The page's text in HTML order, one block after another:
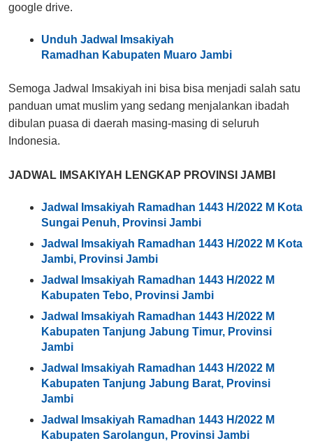
google drive.
Unduh Jadwal Imsakiyah
Ramadhan Kabupaten Muaro Jambi
Semoga Jadwal Imsakiyah ini bisa bisa menjadi salah satu
panduan umat muslim yang sedang menjalankan ibadah
dibulan puasa di daerah masing-masing di seluruh
Indonesia.
JADWAL IMSAKIYAH LENGKAP PROVINSI JAMBI
Jadwal Imsakiyah Ramadhan 1443 H/2022 M Kota
Sungai Penuh, Provinsi Jambi
Jadwal Imsakiyah Ramadhan 1443 H/2022 M Kota
Jambi, Provinsi Jambi
Jadwal Imsakiyah Ramadhan 1443 H/2022 M
Kabupaten Tebo, Provinsi Jambi
Jadwal Imsakiyah Ramadhan 1443 H/2022 M
Kabupaten Tanjung Jabung Timur, Provinsi
Jambi
Jadwal Imsakiyah Ramadhan 1443 H/2022 M
Kabupaten Tanjung Jabung Barat, Provinsi
Jambi
Jadwal Imsakiyah Ramadhan 1443 H/2022 M
Kabupaten Sarolangun, Provinsi Jambi